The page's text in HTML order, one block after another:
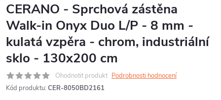
CERANO - Sprchová zástěna
Walk-in Onyx Duo L/P - 8 mm -
kulatá vzpěra - chrom, industriální
sklo - 130x200 cm
Ohodnotit produkt Podrobnosti hodnocení
Kód produktu: CER-8050BD2161